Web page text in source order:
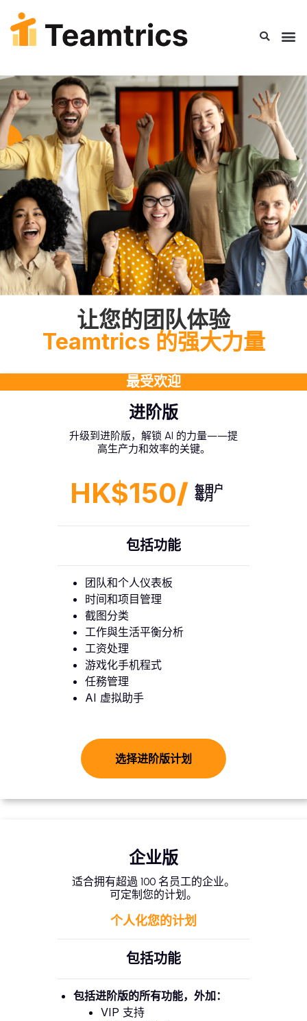
让您的团队体验
Teamtrics 的强大力量
最受欢迎
进阶版
升级到进阶版，解锁 AI 的力量——提
高生产力和效率的关键。
HK$150/ 每用户
每月
包括功能
团队和个人仪表板
时间和项目管理
截图分类
工作與生活平衡分析
工资处理
游戏化手机程式
任務管理
AI 虚拟助手
选择进阶版计划
企业版
适合拥有超過 100 名员工的企业。
可定制您的计划。
个人化您的计划
包括功能
包括进阶版的所有功能，外加：
VIP 支持